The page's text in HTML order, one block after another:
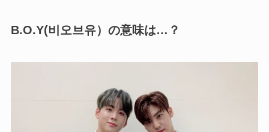
B.O.Y(비오브유）の意味は…？